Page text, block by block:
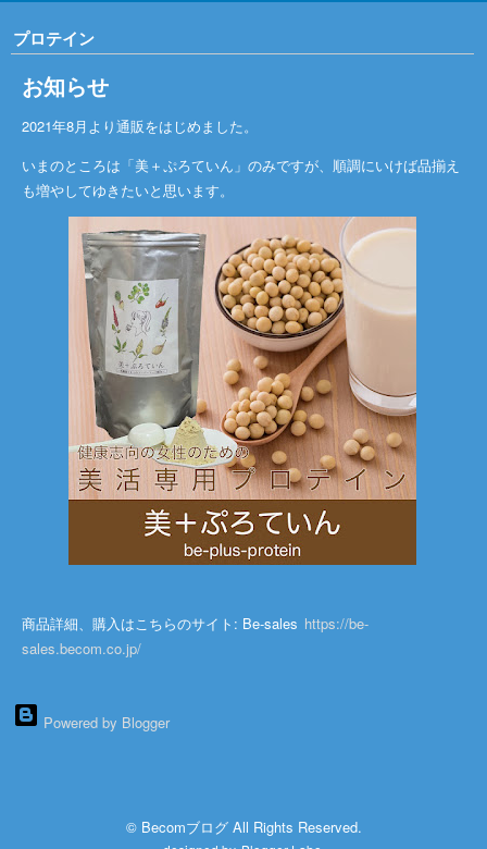
プロテイン
お知らせ
2021年8月より通販をはじめました。
いまのところは「美＋ぷろていん」のみですが、順調にいけば品揃え
も増やしてゆきたいと思います。
商品詳細、購入はこちらのサイト: Be-sales https://be-
sales.becom.co.jp/
Powered by Blogger
© Becomブログ All Rights Reserved.